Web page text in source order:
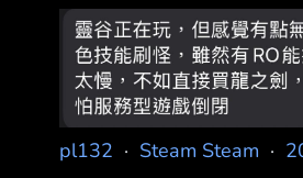
https://tinyurl.com/
買遊戲前，對社群評價的
像。根據數據分析機構
3,800 名 Steam 資深玩家
91.9% 表示買遊戲 前會看
40.5% 的玩家屬於「每次買
pl132 · Steam Steam ·